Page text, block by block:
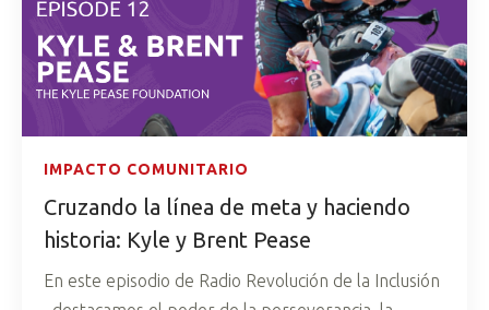
IMPACTO COMUNITARIO
Cruzando la línea de meta y haciendo
historia: Kyle y Brent Pease
En este episodio de Radio Revolución de la Inclusión